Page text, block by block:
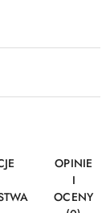
OPINIE
I
OCENY